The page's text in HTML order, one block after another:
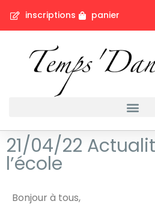
inscriptions panier
21/04/22
l’école
Bonjour à tous,